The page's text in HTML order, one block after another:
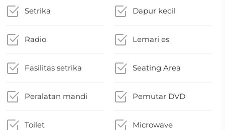
Setrika Dapur kecil
Radio Lemari es
Fasilitas setrika Seating Area
Peralatan mandi Pemutar DVD
Toilet Microwave